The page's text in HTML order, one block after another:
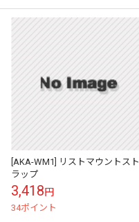
[AKA-WM1] リストマウントスト
ラップ
3,418円
34ポイント